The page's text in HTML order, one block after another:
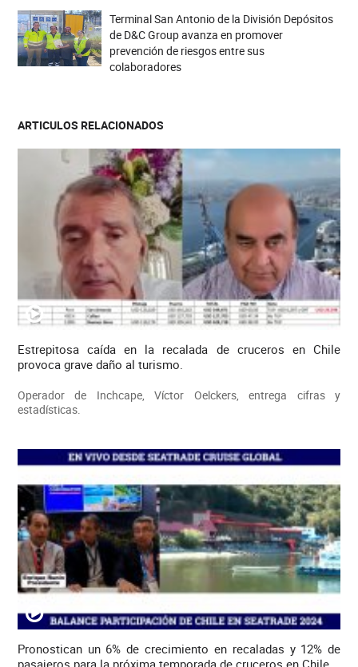
Terminal San Antonio de la División Depósitos
de D&C Group avanza en promover
prevención de riesgos entre sus
colaboradores
ARTICULOS RELACIONADOS
Estrepitosa caída en la recalada de cruceros en Chile
provoca grave daño al turismo.
Operador de Inchcape, Víctor Oelckers, entrega cifras y
estadísticas.
Pronostican un 6% de crecimiento en recaladas y 12% de